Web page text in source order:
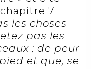
7
les choses
pas les
; de peur
et que, se